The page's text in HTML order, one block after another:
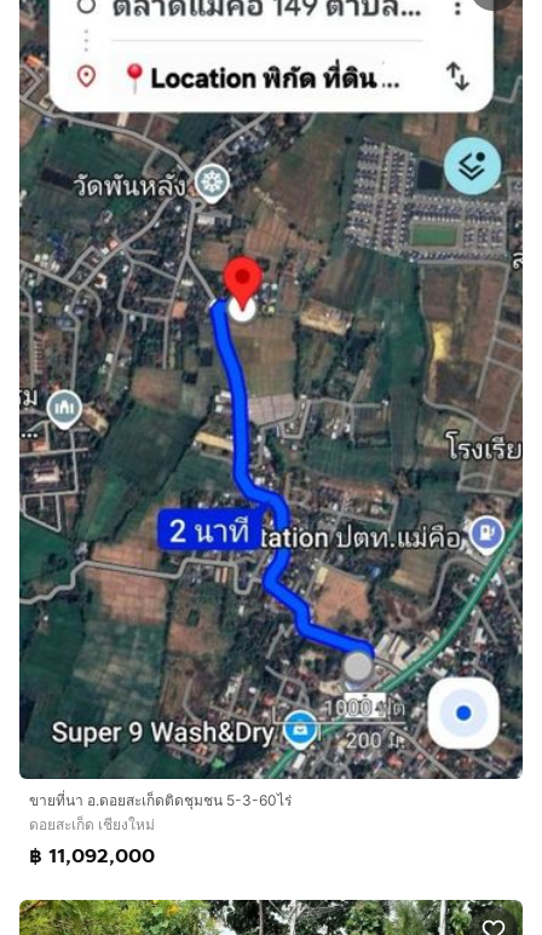
ขายที่นา อ.ดอยสะเก็ดติดชุมชน 5-3-60ไร่
ดอยสะเก็ด เชียงใหม่
฿ 11,092,000